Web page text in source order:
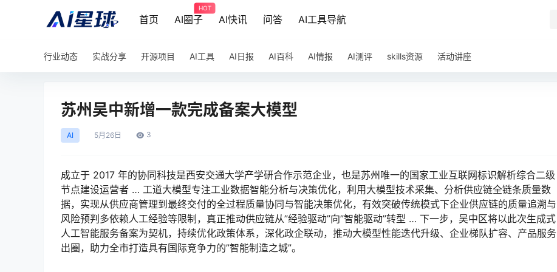
首页 AI圈子
HOT
AI快讯 问答 AI工具导航
行业动态 实战分享 开源项目 AI工具 AI日报 AI百科 AI情报 AI测评 skills资源 活动讲座
苏州吴中新增一款完成备案大模型
AI 5月 26日 3
成立于 2017 年的协同科技是西安交通大学产学研合作示范企业，也是苏州唯一的国家工业互联网标识解析综合二级
节点建设运营者 … 工道大模型专注工业数据智能分析与决策优化，利用大模型技术采集、分析供应链全链条质量数
据，实现从供应商管理到最终交付的全过程质量协同与智能决策优化，有效突破传统模式下企业供应链的质量追溯与
风险预判多依赖人工经验等限制，真正推动供应链从”经验驱动”向”智能驱动”转型 … 下一步，吴中区将以此次生成式
人工智能服务备案为契机，持续优化政策体系，深化政企联动，推动大模型性能迭代升级、企业梯队扩容、产品服务
出圈，助力全市打造具有国际竞争力的”智能制造之城”。